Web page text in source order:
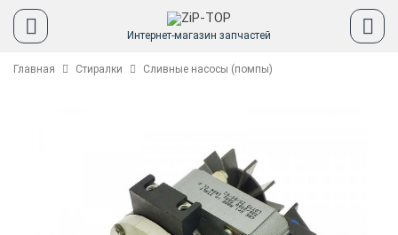
Интернет-магазин запчастей
Главная Стиралки Сливные насосы (помпы)